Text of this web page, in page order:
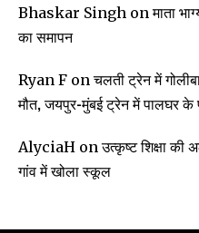
Bhaskar Singh onमाता
का समापन
Ryan F onचलती ट्रेन में
मौत, जयपुर-मुंबई ट्रेन में पालघर के
AlyciaH onउत्कृष्ट शिक्षा
गांव में खोला स्कूल